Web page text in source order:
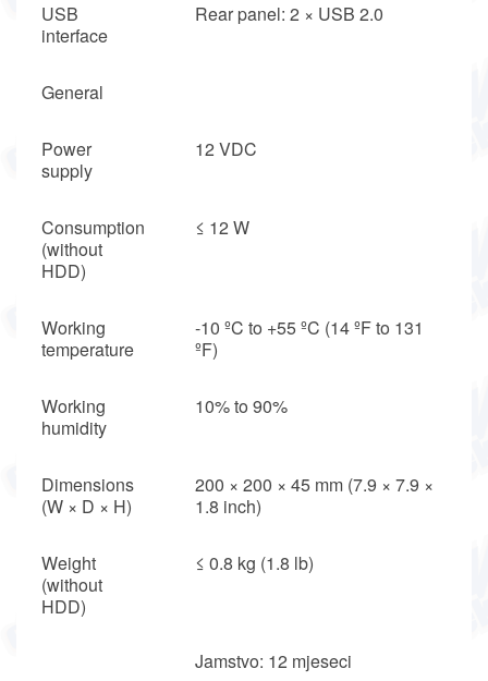
USB
interface
Rear panel: 2 × USB 2.0
General
Power
supply
12 VDC
Consumption
(without
HDD)
≤ 12 W
Working
temperature
-10 ºC to +55 ºC (14 ºF to 131
ºF)
Working
humidity
10% to 90%
Dimensions
(W × D × H)
200 × 200 × 45 mm (7.9 × 7.9 ×
1.8 inch)
Weight
(without
HDD)
≤ 0.8 kg (1.8 lb)
Jamstvo: 12 mjeseci